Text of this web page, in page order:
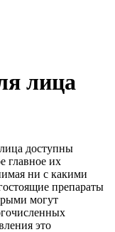
лица
доступны
главное их
ни с какими
препараты
могут
это